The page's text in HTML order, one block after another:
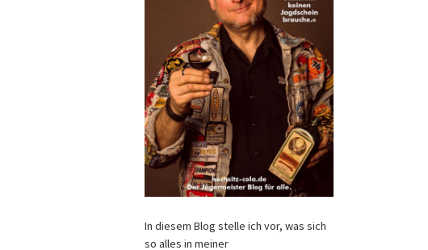
In diesem Blog stelle ich vor, was sich
so alles in meiner